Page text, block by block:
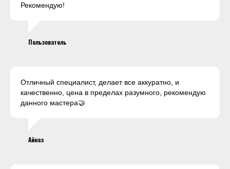
Рекомендую!
Пользователь
Отличный специалист, делает все аккуратно, и
качественно, цена в пределах разумного, рекомендую
данного мастера🤝
Айназ